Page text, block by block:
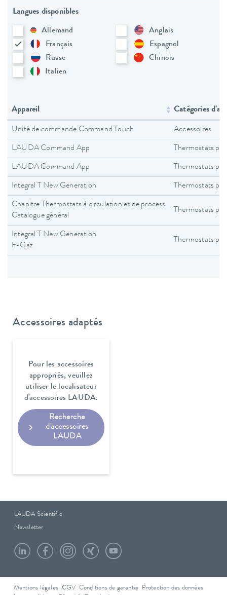
Langues disponibles
Allemand
Anglais
Français
Espagnol
Russe
Chinois
Italien
Appareil Catégories
Unité de commande Command Touch Accessoires
LAUDA Command App Thermostats
LAUDA Command App Thermostats
Integral T New Generation Thermostats
Chapitre Thermostats à circulation et de process
Catalogue général
Thermostats
Integral T New Generation
F-Gaz
Thermostats
Accessoires adaptés
Pour les accessoires
appropriés, veuillez
utiliser le localisateur
d'accessoires LAUDA.
Recherche
d'accessoires
LAUDA
LAUDA Scientific
Newsletter
Mentions légales CGV Conditions de garantie
Protection des données